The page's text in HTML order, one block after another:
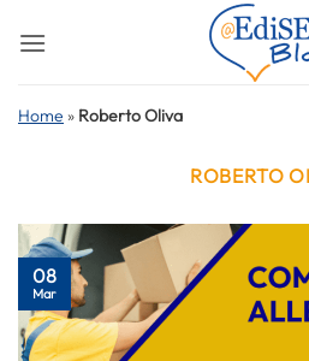
Home » Roberto Oliva
ROBERTO
08
Mar